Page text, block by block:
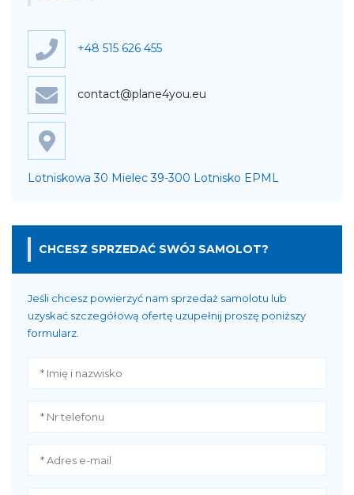
+48 515 626 455
contact@plane4you.eu
Lotniskowa 30 Mielec 39-300 Lotnisko EPML
CHCESZ SPRZEDAĆ SWÓJ SAMOLOT?
Jeśli chcesz powierzyć nam sprzedaż samolotu lub
uzyskać szczegółową ofertę uzupełnij proszę poniższy
formularz.